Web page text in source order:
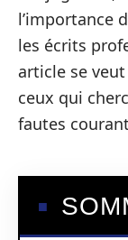
l’importance
les écrits
article se
ceux qui
fautes